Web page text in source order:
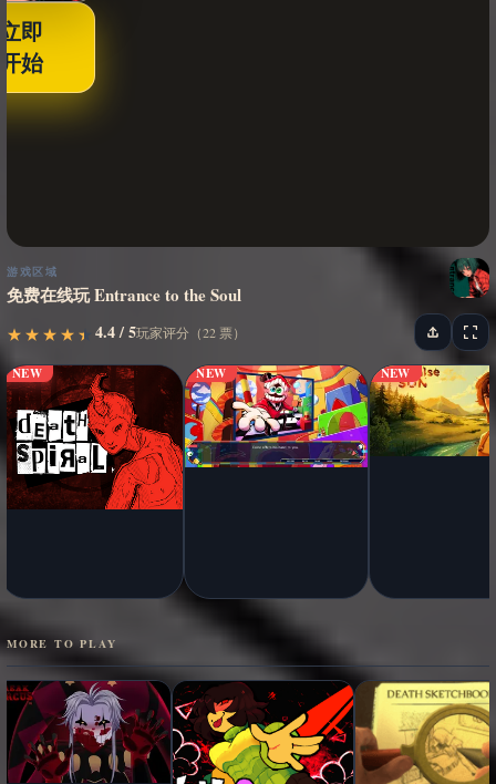
立即
开始
游戏区域
免费在线玩 Entrance to the Soul
★
★ ★
★ ★
★ ★
★ ★
★ 4.4 / 5玩家评分（22 票）
NEW NEW NEW
MORE TO PLAY